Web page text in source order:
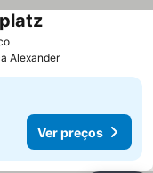
Ver preços
Ver preços
Alexander
Ver preços